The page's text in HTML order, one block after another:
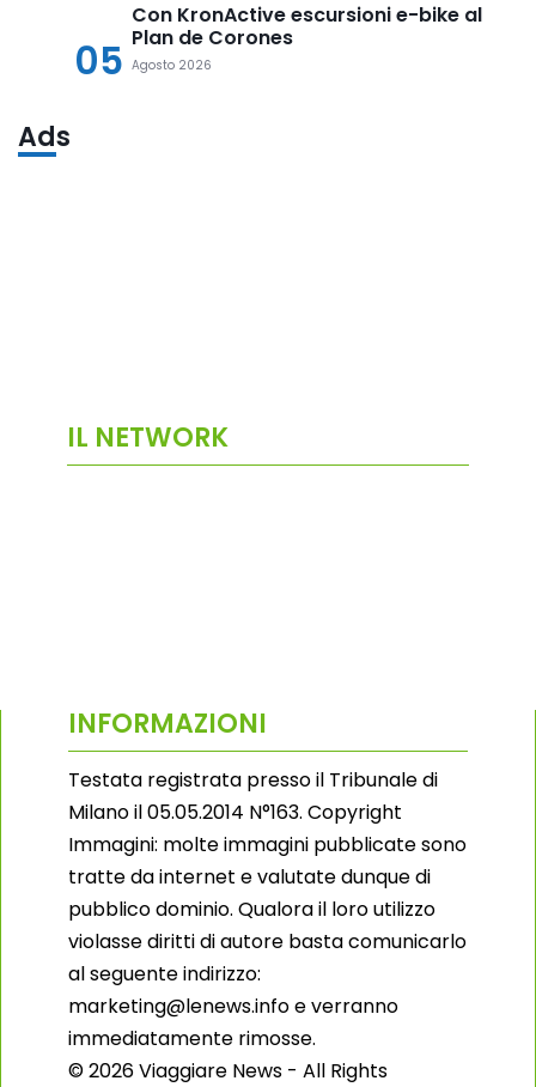
05
Con KronActive escursioni e-bike al
Plan de Corones
Agosto 2026
Ads
IL NETWORK
INFORMAZIONI
Testata registrata presso il Tribunale di
Milano il 05.05.2014 N°163. Copyright
Immagini: molte immagini pubblicate sono
tratte da internet e valutate dunque di
pubblico dominio. Qualora il loro utilizzo
violasse diritti di autore basta comunicarlo
al seguente indirizzo:
marketing@lenews.info e verranno
immediatamente rimosse.
© 2026 Viaggiare News - All Rights